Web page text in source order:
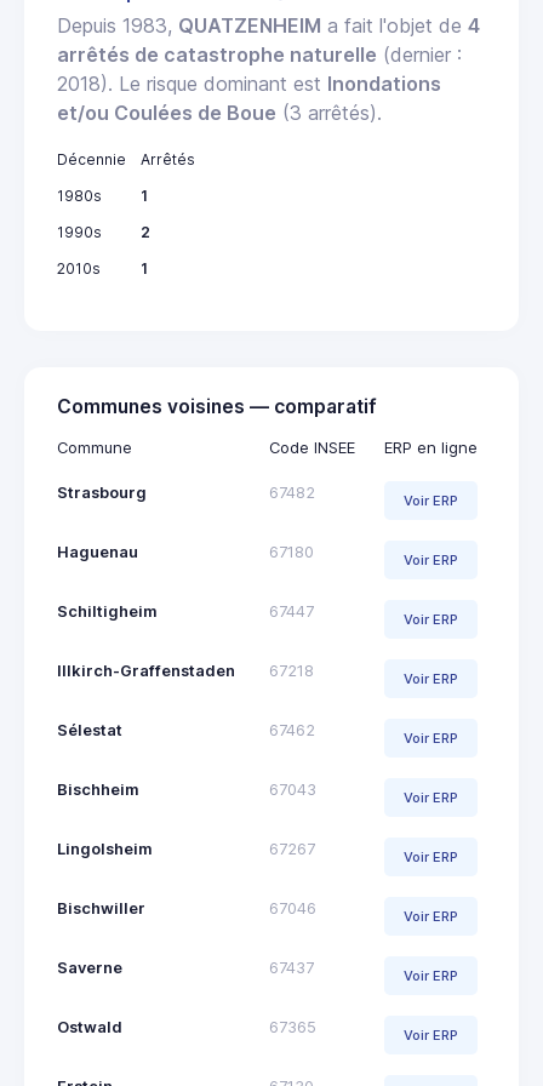
Depuis 1983, QUATZENHEIM a fait l'objet de 4
arrêtés de catastrophe naturelle (dernier :
2018). Le risque dominant est Inondations
et/ou Coulées de Boue (3 arrêtés).
Décennie
Arrêtés
1980s
1
1990s
2
2010s
1
Communes voisines — comparatif
Commune Code INSEE ERP en ligne
Strasbourg 67482 Voir ERP
Haguenau 67180 Voir ERP
Schiltigheim 67447 Voir ERP
Illkirch-Graffenstaden 67218 Voir ERP
Sélestat 67462 Voir ERP
Bischheim 67043 Voir ERP
Lingolsheim 67267 Voir ERP
Bischwiller 67046 Voir ERP
Saverne 67437 Voir ERP
Ostwald 67365 Voir ERP